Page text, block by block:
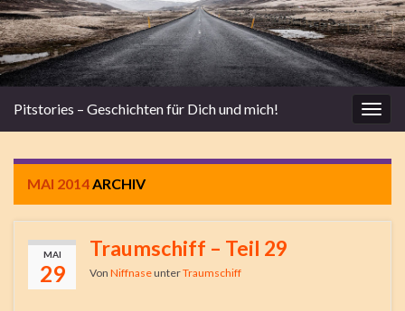
Pitstories – Geschichten für Dich und mich!
MAI 2014 ARCHIV
MAI
29
Traumschiff – Teil 29
Von NiffnaseunterTraumschiff